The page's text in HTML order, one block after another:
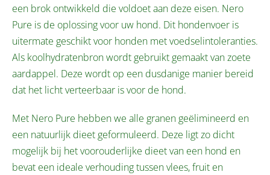
een brok ontwikkeld die voldoet aan deze eisen. Nero
Pure is de oplossing voor uw hond. Dit hondenvoer is
uitermate geschikt voor honden met voedselintoleranties.
Als koolhydratenbron wordt gebruikt gemaakt van zoete
aardappel. Deze wordt op een dusdanige manier bereid
dat het licht verteerbaar is voor de hond.
Met Nero Pure hebben we alle granen geëlimineerd en
een natuurlijk dieet geformuleerd. Deze ligt zo dicht
mogelijk bij het voorouderlijke dieet van een hond en
bevat een ideale verhouding tussen vlees, fruit en